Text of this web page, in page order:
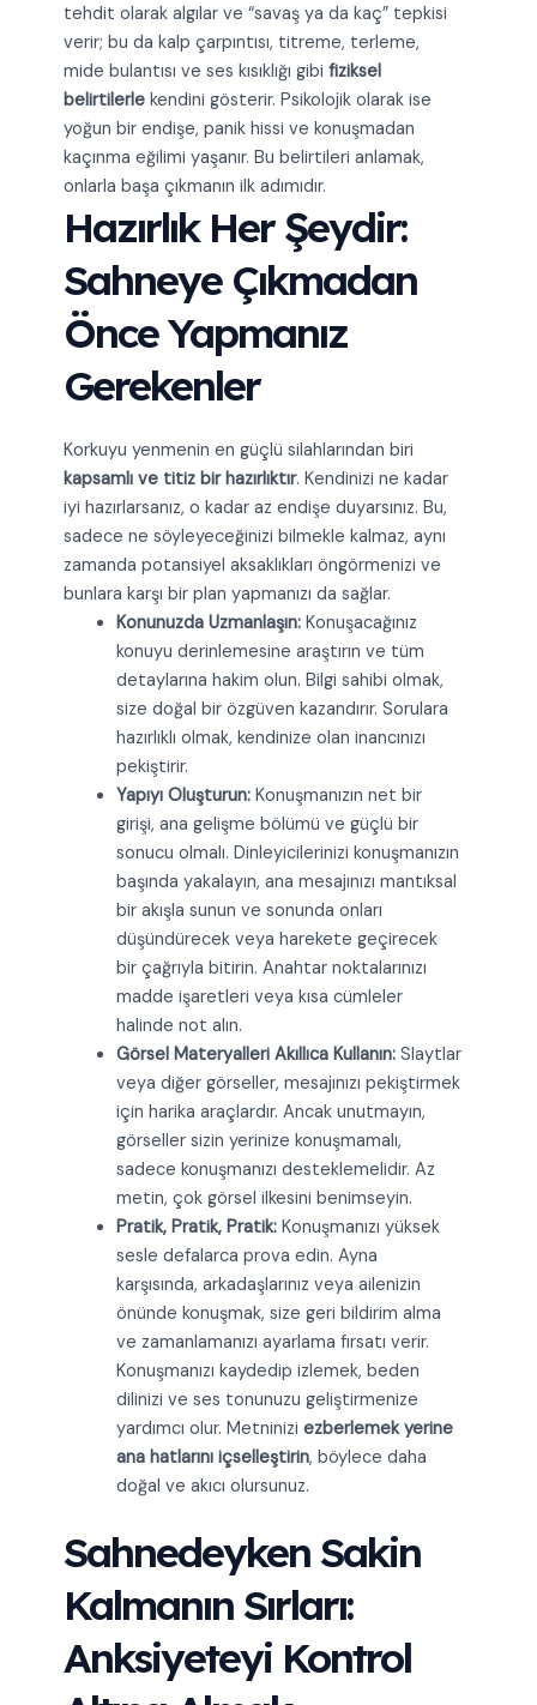
tehdit olarak algılar ve “savaş ya da kaç” tepkisi
verir; bu da kalp çarpıntısı, titreme, terleme,
mide bulantısı ve ses kısıklığı gibi fiziksel
belirtilerlekendini gösterir. Psikolojik olarak ise
yoğun bir endişe, panik hissi ve konuşmadan
kaçınma eğilimi yaşanır. Bu belirtileri anlamak,
onlarla başa çıkmanın ilk adımıdır.
Hazırlık Her Şeydir:
Sahneye Çıkmadan
Önce Yapmanız
Gerekenler
Korkuyu yenmenin en güçlü silahlarından biri
kapsamlı ve titiz bir hazırlıktır. Kendinizi ne kadar
iyi hazırlarsanız, o kadar az endişe duyarsınız. Bu,
sadece ne söyleyeceğinizi bilmekle kalmaz, aynı
zamanda potansiyel aksaklıkları öngörmenizi ve
bunlara karşı bir plan yapmanızı da sağlar.
Konunuzda Uzmanlaşın:Konuşacağınız
konuyu derinlemesine araştırın ve tüm
detaylarına hakim olun. Bilgi sahibi olmak,
size doğal bir özgüven kazandırır. Sorulara
hazırlıklı olmak, kendinize olan inancınızı
pekiştirir.
Yapıyı Oluşturun:Konuşmanızın net bir
girişi, ana gelişme bölümü ve güçlü bir
sonucu olmalı. Dinleyicilerinizi konuşmanızın
başında yakalayın, ana mesajınızı mantıksal
bir akışla sunun ve sonunda onları
düşündürecek veya harekete geçirecek
bir çağrıyla bitirin. Anahtar noktalarınızı
madde işaretleri veya kısa cümleler
halinde not alın.
Görsel Materyalleri Akıllıca Kullanın:Slaytlar
veya diğer görseller, mesajınızı pekiştirmek
için harika araçlardır. Ancak unutmayın,
görseller sizin yerinize konuşmamalı,
sadece konuşmanızı desteklemelidir. Az
metin, çok görsel ilkesini benimseyin.
Pratik, Pratik, Pratik:Konuşmanızı yüksek
sesle defalarca prova edin. Ayna
karşısında, arkadaşlarınız veya ailenizin
önünde konuşmak, size geri bildirim alma
ve zamanlamanızı ayarlama fırsatı verir.
Konuşmanızı kaydedip izlemek, beden
dilinizi ve ses tonunuzu geliştirmenize
yardımcı olur. Metninizi ezberlemek yerine
ana hatlarını içselleştirin, böylece daha
doğal ve akıcı olursunuz.
Sahnedeyken Sakin
Kalmanın Sırları:
Anksiyeteyi Kontrol